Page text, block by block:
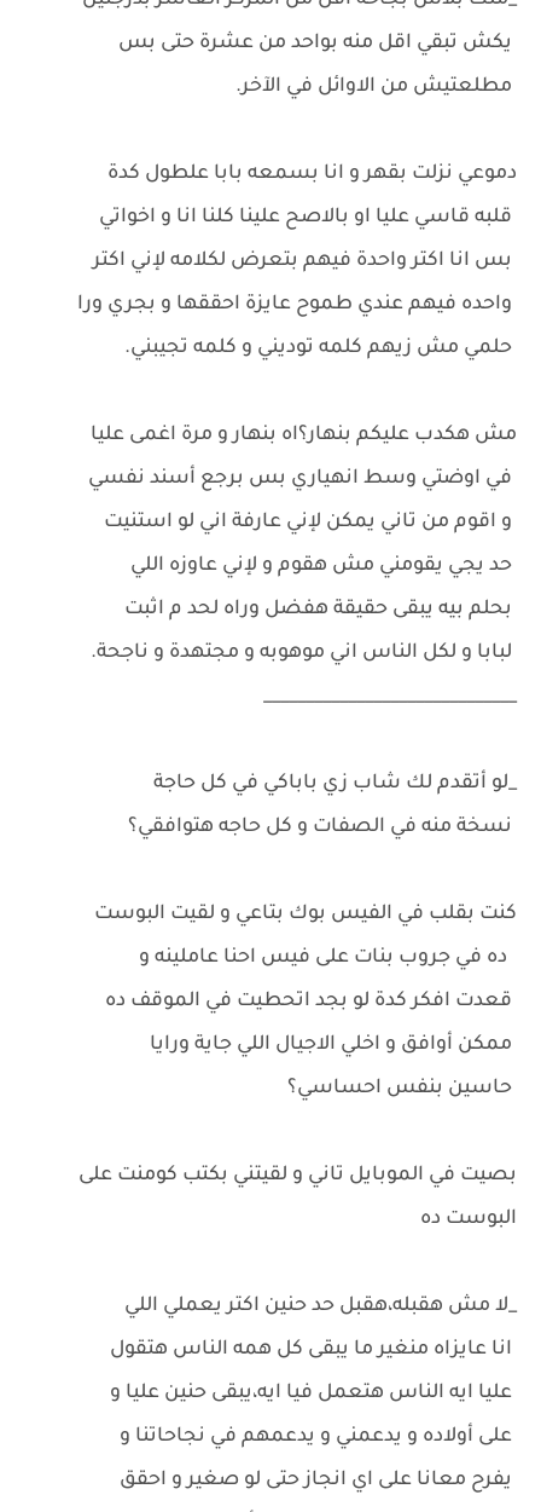
يكش تبقي اقل منه بواحد من عشرة حتى بس
مطلعتيش من الاوائل في الآخر.
دموعي نزلت بقهر و انا بسمعه بابا علطول كدة
قلبه قاسي عليا او بالاصح علينا كلنا انا و اخواتي
بس انا اكتر واحدة فيهم بتعرض لكلامه لإني اكتر
واحده فيهم عندي طموح عايزة احققها و بجري ورا
حلمي مش زيهم كلمه توديني و كلمه تجيبني.
مش هكدب عليكم بنهار؟اه بنهار و مرة اغمى عليا
في اوضتي وسط انهياري بس برجع أسند نفسي
و اقوم من تاني يمكن لإني عارفة اني لو استنيت
حد يجي يقومني مش هقوم و لإني عاوزه اللي
بحلم بيه يبقى حقيقة هفضل وراه لحد م اثبت
لبابا و لكل الناس اني موهوبه و مجتهدة و ناجحة.
______________________________
_لو أتقدم لك شاب زي باباكي في كل حاجة
نسخة منه في الصفات و كل حاجه هتوافقي؟
كنت بقلب في الفيس بوك بتاعي و لقيت البوست
ده في جروب بنات على فيس احنا عاملينه و
قعدت افكر كدة لو بجد اتحطيت في الموقف ده
ممكن أوافق و اخلي الاجيال اللي جاية ورايا
حاسين بنفس احساسي؟
بصيت في الموبايل تاني و لقيتني بكتب كومنت على
البوست ده
_لا مش هقبله،هقبل حد حنين اكتر يعملي اللي
انا عايزاه منغير ما يبقى كل همه الناس هتقول
عليا ايه الناس هتعمل فيا ايه،يبقى حنين عليا و
على أولاده و يدعمني و يدعمهم في نجاحاتنا و
يفرح معانا على اي انجاز حتى لو صغير و احقق